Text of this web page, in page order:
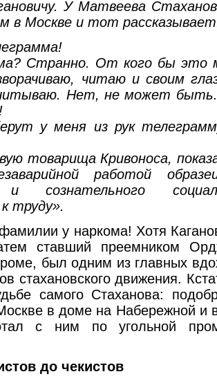
У Матвеева
в Москве и тот
Странно. От кого бы это
читаю и своим
Нет, не может быть.
у меня из рук
товарища Кривоноса,
работой
сознательного
труду».
у наркома! Хотя
ставший преемником
был одним из главных
стахановского движения.
самого Стаханова:
в доме на Набережной и
с ним по угольной
до чекистов